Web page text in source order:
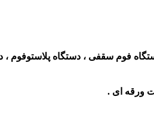
فوم سقفی ، دستگاه پلاستوفوم ،
ورقه ای .